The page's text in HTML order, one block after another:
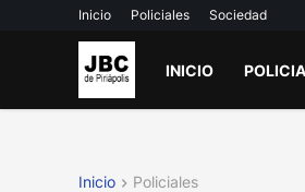
Inicio Policiales Sociedad
INICIO
Inicio Policiales